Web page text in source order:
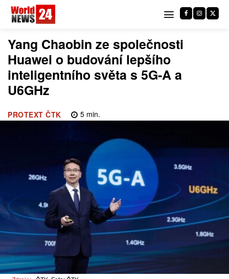
Yang Chaobin ze společnosti
Huawei o budování lepšího
inteligentního světa s 5G-A a
U6GHz
PROTEXT ČTK 5min.